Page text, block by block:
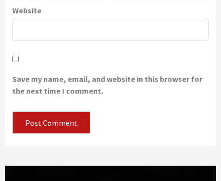
Website
Save my name, email, and website in this browser for
the next time I comment.